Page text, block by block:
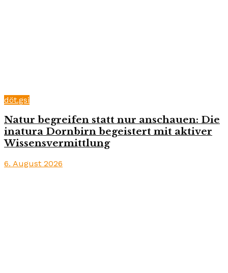
döt.gsi
Natur begreifen statt nur anschauen: Die
inatura Dornbirn begeistert mit aktiver
Wissensvermittlung
6. August 2026